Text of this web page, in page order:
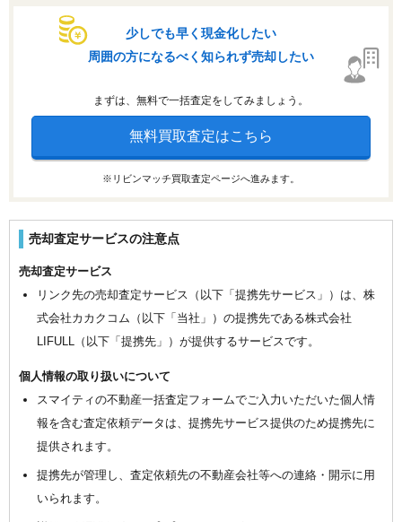
少しでも早く現金化したい
周囲の方になるべく知られず売却したい
まずは、無料で一括査定をしてみましょう。
無料買取査定はこちら
※リビンマッチ買取査定ページへ進みます。
売却査定サービスの注意点
売却査定サービス
リンク先の売却査定サービス（以下「提携先サービス」）は、株
式会社カカクコム（以下「当社」）の提携先である株式会社
LIFULL（以下「提携先」）が提供するサービスです。
個人情報の取り扱いについて
スマイティの不動産一括査定フォームでご入力いただいた個人情
報を含む査定依頼データは、提携先サービス提供のため提携先に
提供されます。
提携先が管理し、査定依頼先の不動産会社等への連絡・開示に用
いられます。